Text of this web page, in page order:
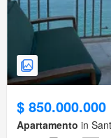
$ 850.000.000
Apartamento in